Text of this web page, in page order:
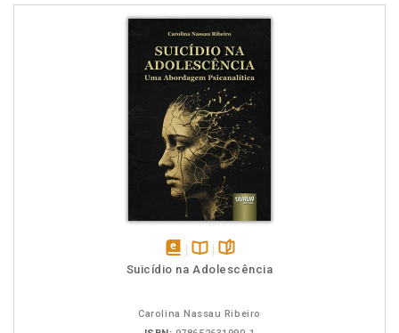
disponívelDisponível
páginas
Suicídio na Adolescência
Carolina Nassau Ribeiro